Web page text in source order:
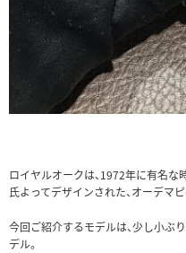
ロイヤルオークは、1972年に有名な
氏よってデザインされた、オーデマ
今回ご紹介するモデルは、少し小ぶ
デル。